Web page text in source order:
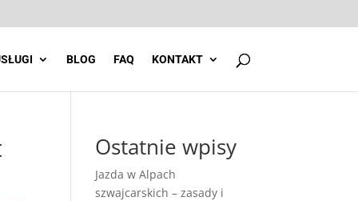
BLOG FAQ KONTAKT
Ostatnie wpisy
Jazda w Alpach
szwajcarskich – zasady i